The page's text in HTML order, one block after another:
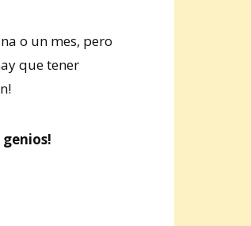
o un mes, pero
que tener
genios!